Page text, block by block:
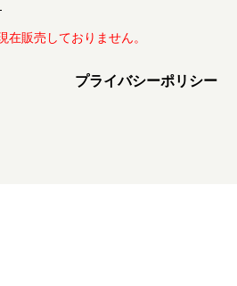
在販売しておりません。
プライバシーポリシー